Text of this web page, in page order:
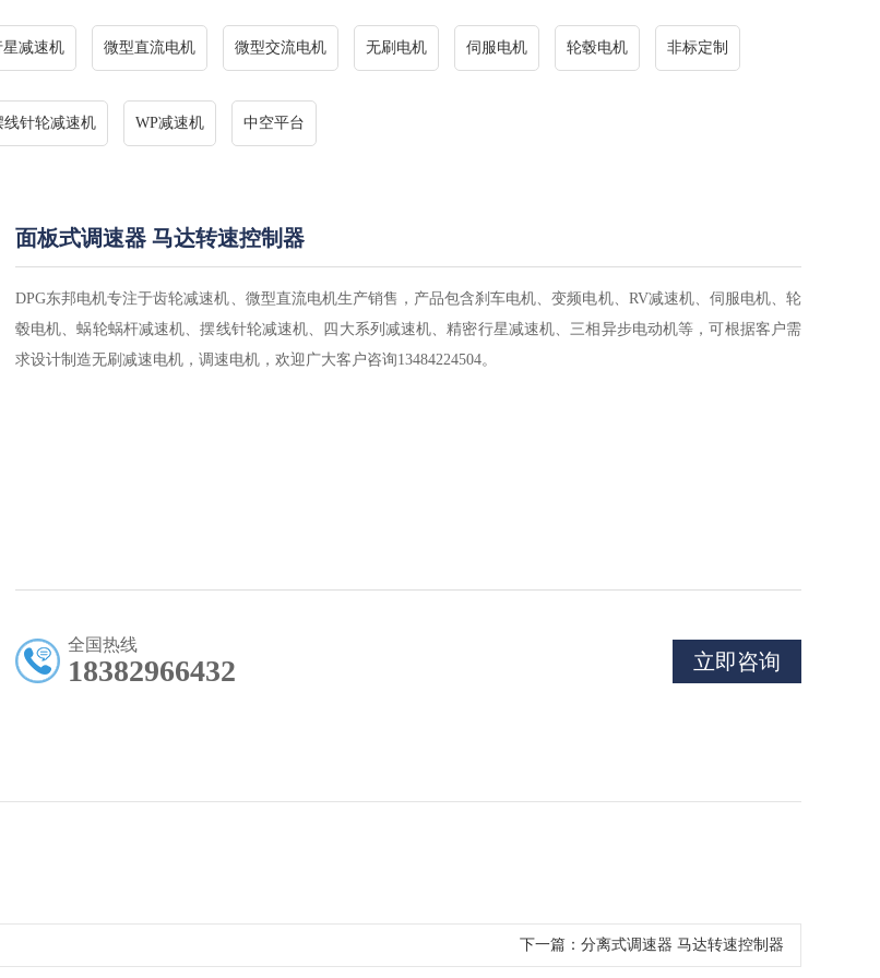
星减速机 微型直流电机 微型交流电机 无刷电机 伺服电机 轮毂电机 非标定制
线针轮减速机 WP减速机 中空平台
面板式调速器 马达转速控制器
DPG东邦电机专注于齿轮减速机、微型直流电机生产销售，产品包含刹车电机、变频电机、RV减速机、伺服电机、轮
毂电机、蜗轮蜗杆减速机、摆线针轮减速机、四大系列减速机、精密行星减速机、三相异步电动机等，可根据客户需
求设计制造无刷减速电机，调速电机，欢迎广大客户咨询13484224504。
立即咨询
全国热线
18382966432
下一篇： 分离式调速器 马达转速控制器